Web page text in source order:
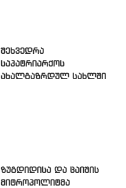
შეხვედრა
საპატრიარქოს
ახალგაზრდულ სახლში
ზუგდიდისა და ცაიშის
მიტროპოლიტმა